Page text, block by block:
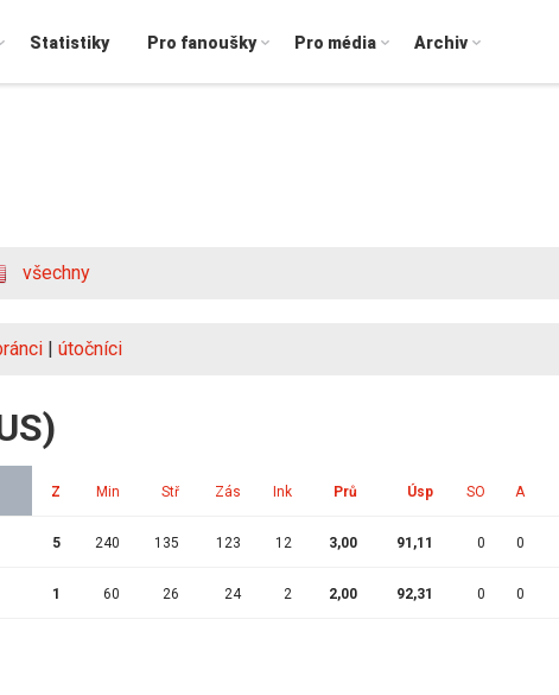
Statistiky Pro fanoušky Pro média Archiv
všechny
| útočníci
Z Min Stř Zás Ink Prů Úsp SO A
5 240 135 123 12 3,00 91,11 0 0
1 60 26 24 2 2,00 92,31 0 0